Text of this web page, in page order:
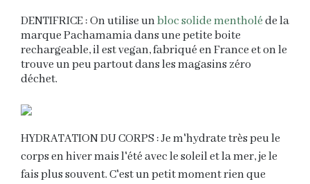
DENTIFRICE : On utilise unbloc solide mentholéde la
marque Pachamamia dans une petite boite
rechargeable, il est vegan, fabriqué en France et on le
trouve un peu partout dans les magasins zéro
déchet.
HYDRATATION DU CORPS : Je m'hydrate très peu le
corps en hiver mais l'été avec le soleil et la mer, je le
fais plus souvent. C'est un petit moment rien que